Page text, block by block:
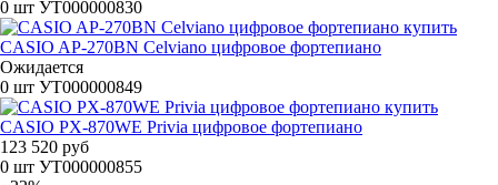
0 шт УТ000000830
CASIO AP-270BN Celviano цифровое фортепиано
Ожидается
0 шт УТ000000849
CASIO PX-870WE Privia цифровое фортепиано
123 520 руб
0 шт УТ000000855